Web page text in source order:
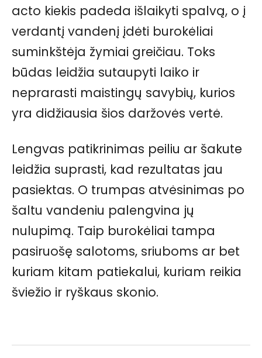
acto kiekis padeda išlaikyti spalvą, o į
verdantį vandenį įdėti burokėliai
suminkštėja žymiai greičiau. Toks
būdas leidžia sutaupyti laiko ir
neprarasti maistingų savybių, kurios
yra didžiausia šios daržovės vertė.
Lengvas patikrinimas peiliu ar šakute
leidžia suprasti, kad rezultatas jau
pasiektas. O trumpas atvėsinimas po
šaltu vandeniu palengvina jų
nulupimą. Taip burokėliai tampa
pasiruošę salotoms, sriuboms ar bet
kuriam kitam patiekalui, kuriam reikia
šviežio ir ryškaus skonio.